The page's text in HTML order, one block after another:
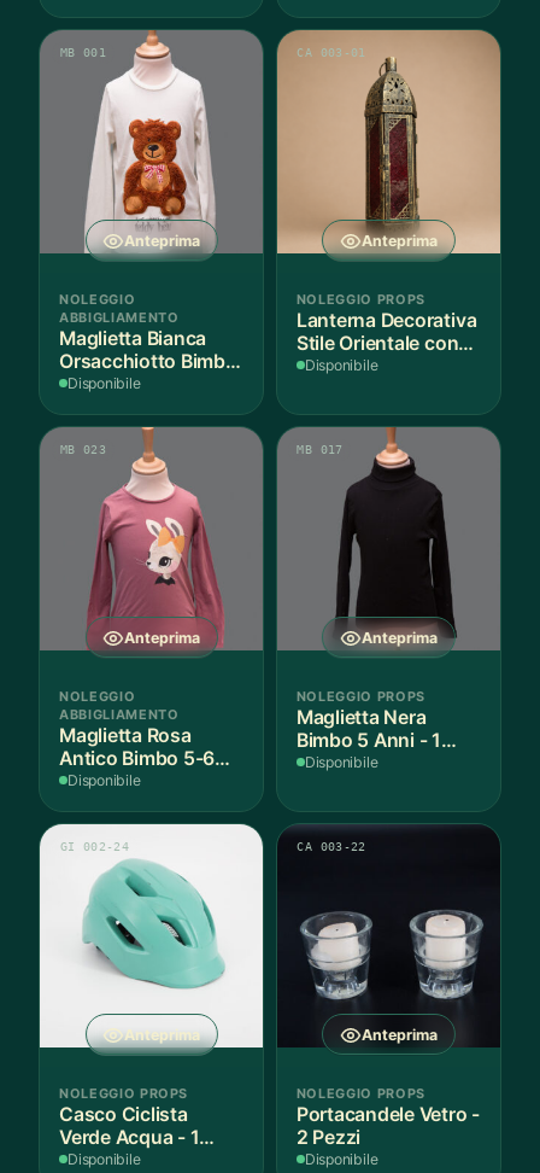
Anteprima
MB 001
NOLEGGIO
ABBIGLIAMENTO
Maglietta Bianca
Orsacchiotto Bimbo
6-7 Anni Cotone - 1
Disponibile
Anteprima
CA 003-01
NOLEGGIO PROPS
Lanterna Decorativa
Stile Orientale con
Vetri Rossi
Disponibile
Anteprima
MB 023
NOLEGGIO
ABBIGLIAMENTO
Maglietta Rosa
Antico Bimbo 5-6
Anni Cotone - 1
Disponibile
Anteprima
MB 017
NOLEGGIO PROPS
Maglietta Nera
Bimbo 5 Anni - 1
Pezzo
Disponibile
Anteprima
GI 002-24
NOLEGGIO PROPS
Casco Ciclista
Verde Acqua - 1
Pezzo
Disponibile
Anteprima
CA 003-22
NOLEGGIO PROPS
Portacandele Vetro -
2 Pezzi
Disponibile